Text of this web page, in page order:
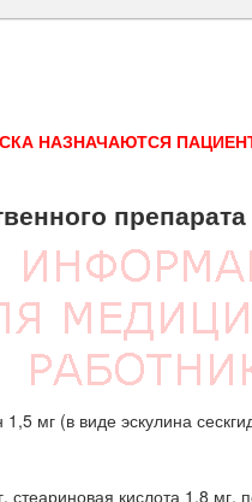
НАЗНАЧАЮТСЯ
мг (в виде эскулина
кислота 1,8 мг,